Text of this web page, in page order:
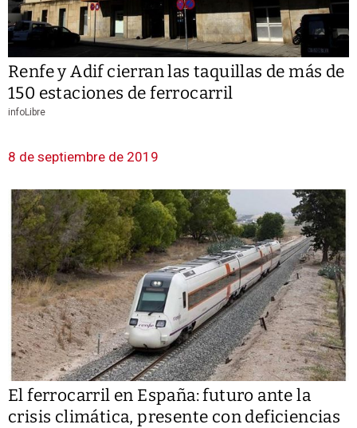
Renfe y Adif cierran las taquillas de más de
150 estaciones de ferrocarril
infoLibre
8 de septiembre de 2019
El ferrocarril en España: futuro ante la
crisis climática, presente con deficiencias